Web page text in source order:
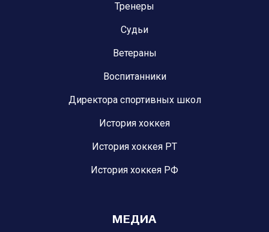
Тренеры
Судьи
Ветераны
Воспитанники
Директора спортивных школ
История хоккея
История хоккея РТ
История хоккея РФ
МЕДИА